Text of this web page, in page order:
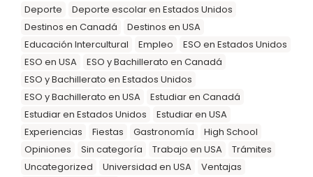
Deporte
Deporte escolar en Estados Unidos
Destinos en Canadá
Destinos en USA
Educación Intercultural
Empleo
ESO en Estados Unidos
ESO en USA
ESO y Bachillerato en Canadá
ESO y Bachillerato en Estados Unidos
ESO y Bachillerato en USA
Estudiar en Canadá
Estudiar en Estados Unidos
Estudiar en USA
Experiencias
Fiestas Gastronomía
High School
Opiniones
Sin categoría Trabajo en USA
Trámites
Uncategorized
Universidad en USA
Ventajas